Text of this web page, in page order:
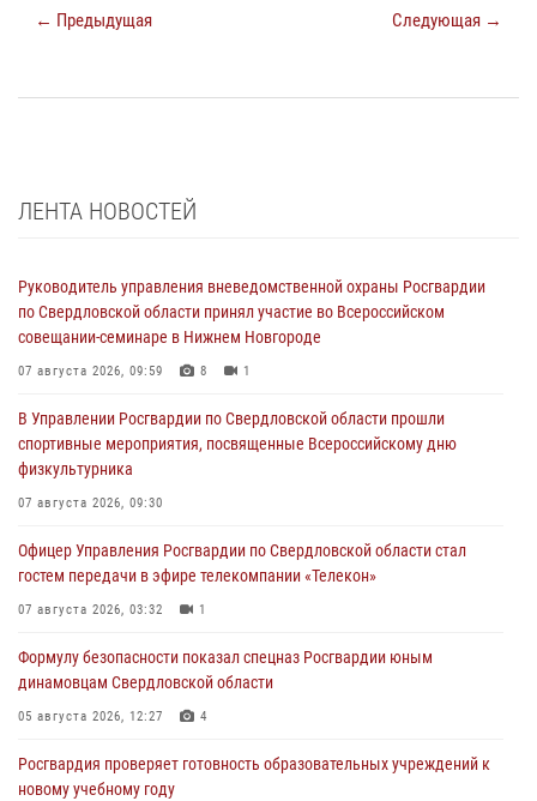
← Предыдущая Следующая →
ЛЕНТА НОВОСТЕЙ
Руководитель управления вневедомственной охраны Росгвардии
по Свердловской области принял участие во Всероссийском
совещании-семинаре в Нижнем Новгороде
07 августа 2026, 09:59 8 1
В Управлении Росгвардии по Свердловской области прошли
спортивные мероприятия, посвященные Всероссийскому дню
физкультурника
07 августа 2026, 09:30
Офицер Управления Росгвардии по Свердловской области стал
гостем передачи в эфире телекомпании «Телекон»
07 августа 2026, 03:32 1
Формулу безопасности показал спецназ Росгвардии юным
динамовцам Свердловской области
05 августа 2026, 12:27 4
Росгвардия проверяет готовность образовательных учреждений к
новому учебному году